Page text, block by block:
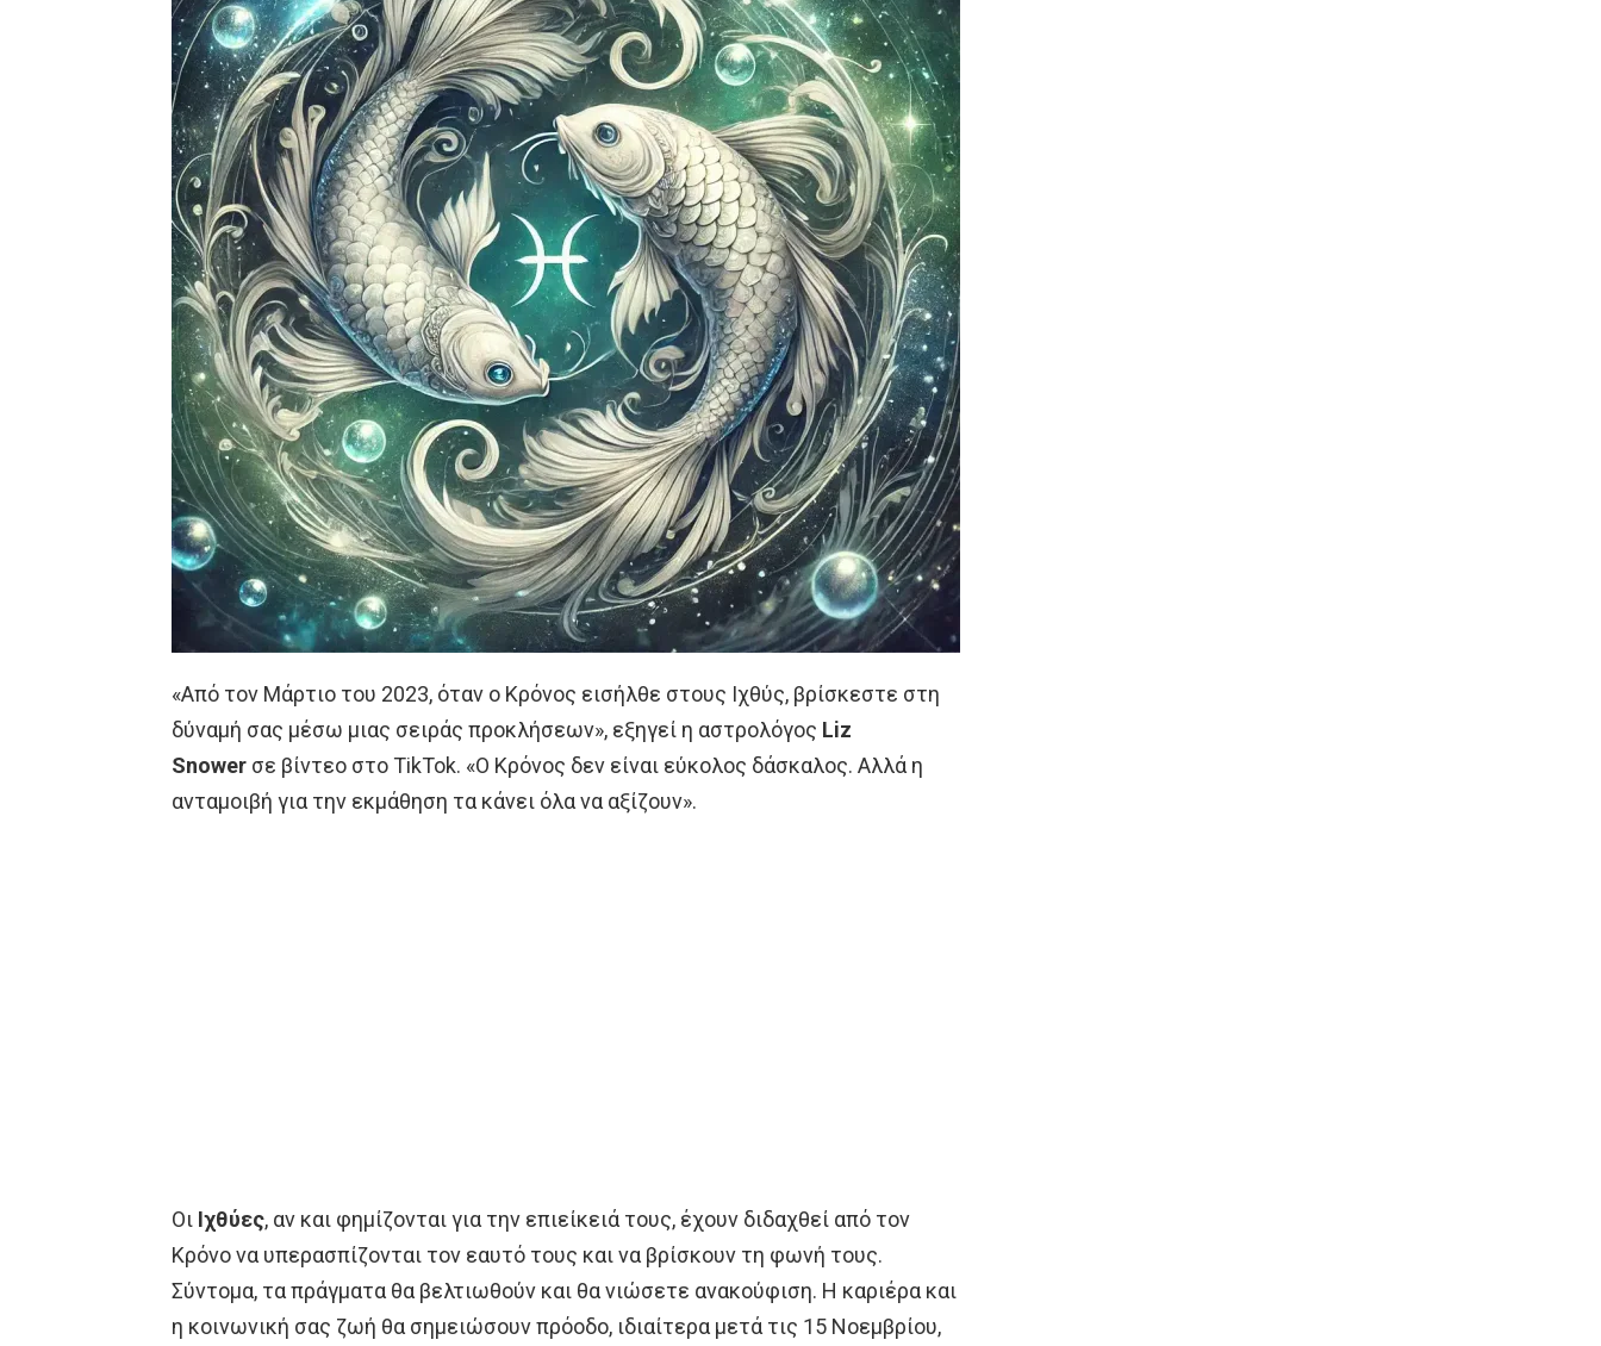
«Από τον Μάρτιο του 2023, όταν ο Κρόνος εισήλθε στους Ιχθύς, βρίσκεστε στη
δύναμή σας μέσω μιας σειράς προκλήσεων», εξηγεί η αστρολόγος Liz
Snower σε βίντεο στο TikTok. «Ο Κρόνος δεν είναι εύκολος δάσκαλος. Αλλά η
ανταμοιβή για την εκμάθηση τα κάνει όλα να αξίζουν».
Οι Ιχθύες, αν και φημίζονται για την επιείκειά τους, έχουν διδαχθεί από τον
Κρόνο να υπερασπίζονται τον εαυτό τους και να βρίσκουν τη φωνή τους.
Σύντομα, τα πράγματα θα βελτιωθούν και θα νιώσετε ανακούφιση. Η καριέρα και
η κοινωνική σας ζωή θα σημειώσουν πρόοδο, ιδιαίτερα μετά τις 15 Νοεμβρίου,